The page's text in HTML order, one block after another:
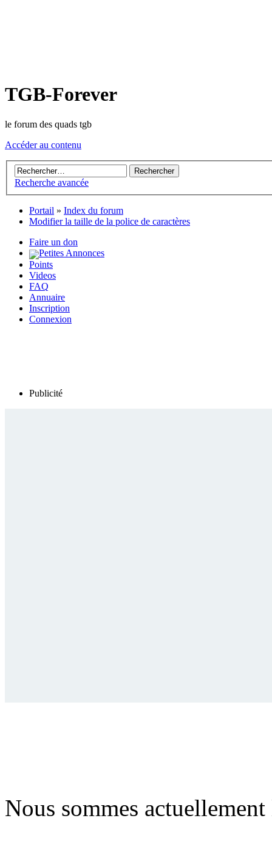
TGB-Forever
le forum des quads tgb
Accéder au contenu
Recherche avancée
Portail » Index du forum
Modifier la taille de la police de caractères
Faire un don
Petites Annonces
Points
Videos
FAQ
Annuaire
Inscription
Connexion
Publicité
Nous sommes